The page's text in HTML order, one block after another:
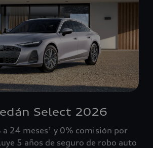
Select 2026
a 24 meses¹ y 0% comisión por
5 años de seguro de robo auto